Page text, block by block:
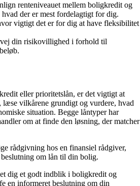
renteniveauet mellem boligkredit og
der er mest fordelagtigt for dig.
vigtigt det er for dig at have fleksibilitet
din risikovillighed i forhold til
eller prioritetslån, er det vigtigt at
læse vilkårene grundigt og vurdere, hvad
situation. Begge låntyper har
om at finde den løsning, der matcher
rådgivning hos en finansiel rådgiver,
om lån til din bolig.
dig et godt indblik i boligkredit og
en informeret beslutning om din